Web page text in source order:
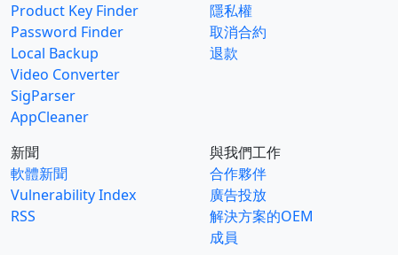
Product Key Finder
Password Finder
Local Backup
Video Converter
SigParser
AppCleaner
隱私權
取消合約
退款
新聞
軟體新聞
Vulnerability Index
RSS
與我們工作
合作夥伴
廣告投放
解決方案的OEM
成員